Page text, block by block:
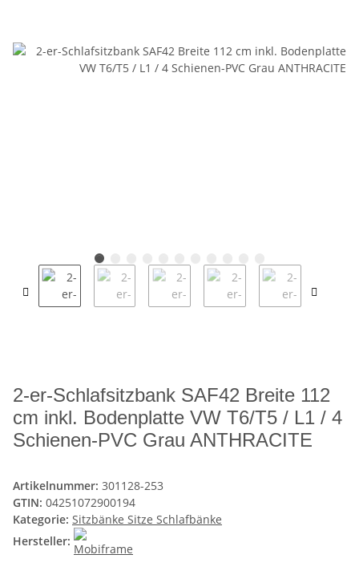
2-er-Schlafsitzbank SAF42 Breite 112
cm inkl. Bodenplatte VW T6/T5 / L1 / 4
Schienen-PVC Grau ANTHRACITE
Artikelnummer: 301128-253
GTIN: 04251072900194
Kategorie: Sitzbänke Sitze Schlafbänke
Hersteller: